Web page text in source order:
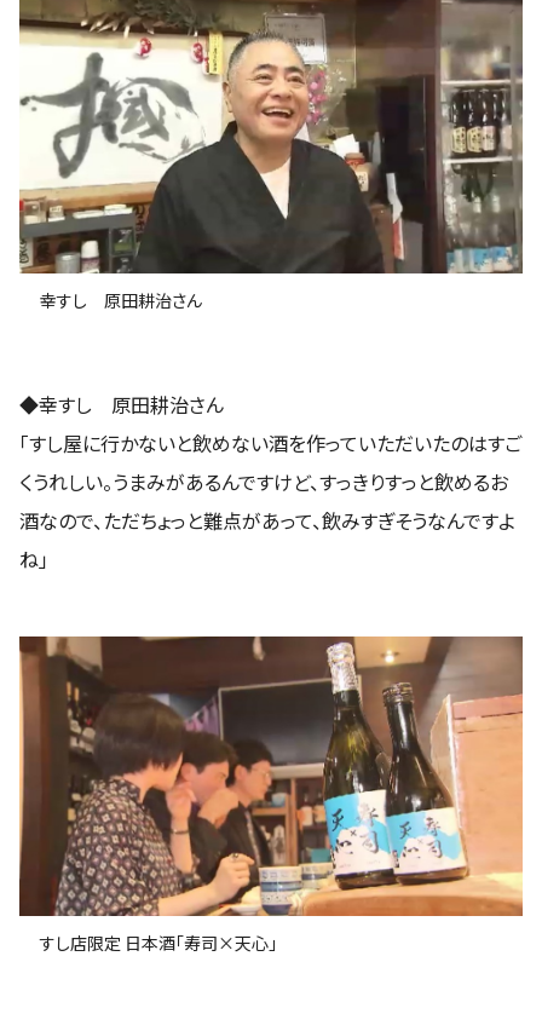
幸すし 原田耕治さん
◆幸すし 原田耕治さん
「すし屋に行かないと飲めない酒を作っていただいたのはすご
くうれしい。うまみがあるんですけど、すっきりすっと飲めるお
酒なので、ただちょっと難点があって、飲みすぎそうなんですよ
ね」
すし店限定 日本酒「寿司×天心」